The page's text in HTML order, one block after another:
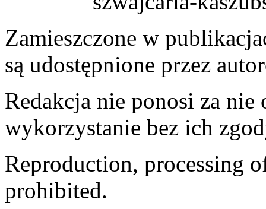
Zamieszczone w
są udostępnione przez
Redakcja nie ponosi za
wykorzystanie bez ich
Reproduction, processing
prohibited.